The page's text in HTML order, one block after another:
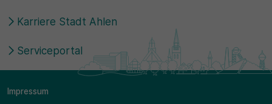
Karriere Stadt Ahlen
Serviceportal
Impressum